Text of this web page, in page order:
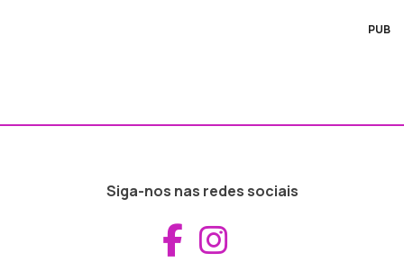
PUB
Siga-nos nas redes sociais
Aceder ao